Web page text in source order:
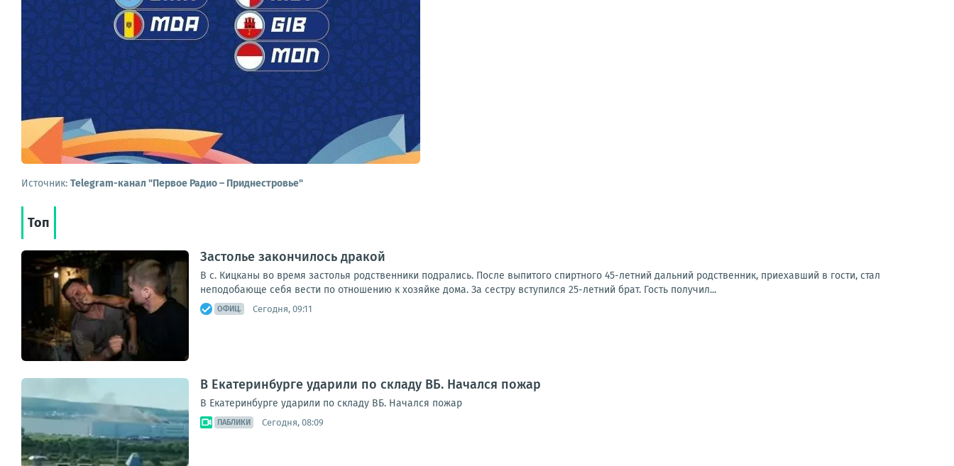
Источник: Telegram-канал "Первое Радио – Приднестровье"
Топ
Застолье закончилось дракой
В с. Кицканы во время застолья родственники подрались. После выпитого спиртного 45-летний дальний родственник, приехавший в гости, стал
неподобающе себя вести по отношению к хозяйке дома. За сестру вступился 25-летний брат. Гость получил...
ОФИЦ. Сегодня, 09:11
В Екатеринбурге ударили по складу ВБ. Начался пожар
В Екатеринбурге ударили по складу ВБ. Начался пожар
ПАБЛИКИ Сегодня, 08:09